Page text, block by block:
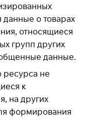
о товарах
относящиеся
групп других
данные.
не
к
на других
формирования